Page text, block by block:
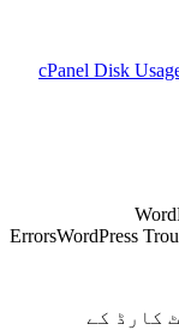
cPanel Disk
ErrorsWordPress
کارڈ کے